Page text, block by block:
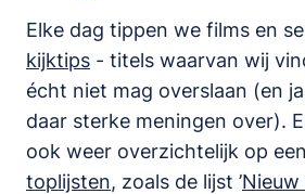
Elke dag tippen we films en
kijktips - titels waarvan wij
écht niet mag overslaan (en
daar sterke meningen over).
ook weer overzichtelijk op
toplijsten, zoals de lijst ’Nieuw